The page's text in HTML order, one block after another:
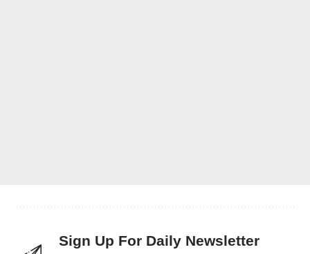
Sign Up For Daily Newsletter